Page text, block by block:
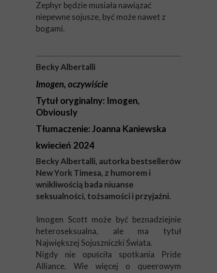
Zephyr będzie musiała nawiązać
niepewne sojusze, być może nawet z
bogami.
Becky Albertalli
Imogen, oczywiście
Tytuł oryginalny: Imogen,
Obviously
Tłumaczenie: Joanna Kaniewska
kwiecień 2024
Becky Albertalli, autorka bestsellerów
New York Timesa, z humorem i
wnikliwością bada niuanse
seksualności, tożsamości i przyjaźni.
Imogen Scott może być beznadziejnie
heteroseksualna, ale ma tytuł
Największej Sojuszniczki Świata.
Nigdy nie opuściła spotkania Pride
Alliance. Wie więcej o queerowym